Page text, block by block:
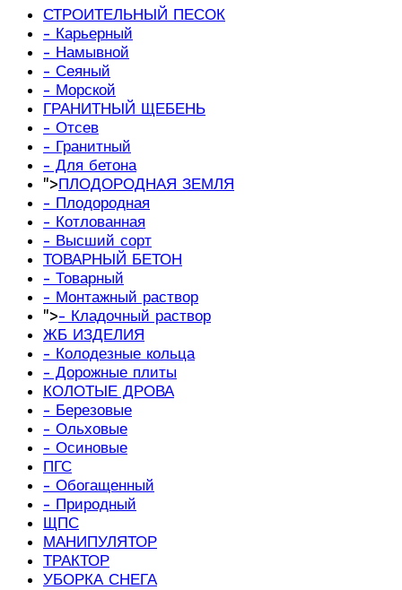
СТРОИТЕЛЬНЫЙ ПЕСОК
- Карьерный
- Намывной
- Сеяный
- Морской
ГРАНИТНЫЙ ЩЕБЕНЬ
- Отсев
- Гранитный
- Для бетона
">ПЛОДОРОДНАЯ ЗЕМЛЯ
- Плодородная
- Котлованная
- Высший сорт
ТОВАРНЫЙ БЕТОН
- Товарный
- Монтажный раствор
">- Кладочный раствор
ЖБ ИЗДЕЛИЯ
- Колодезные кольца
- Дорожные плиты
КОЛОТЫЕ ДРОВА
- Березовые
- Ольховые
- Осиновые
ПГС
- Обогащенный
- Природный
ЩПС
МАНИПУЛЯТОР
ТРАКТОР
УБОРКА СНЕГА